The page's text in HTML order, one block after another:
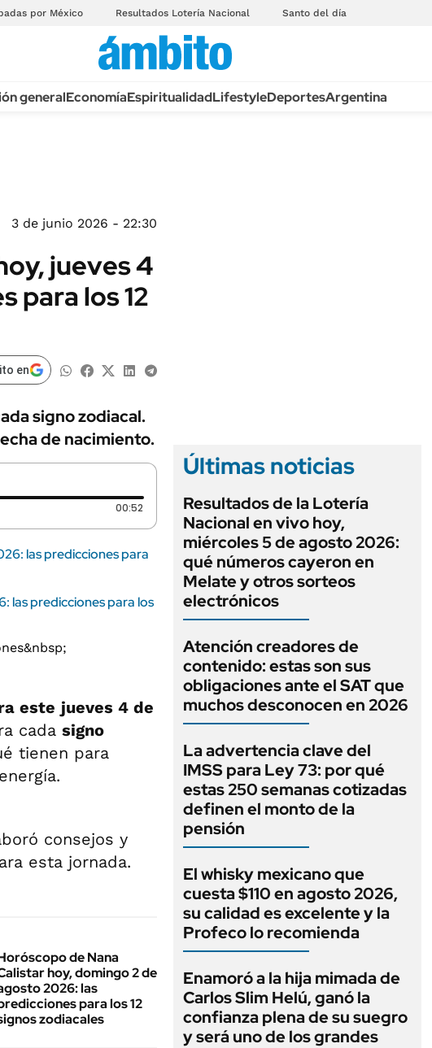
por México Resultados Lotería Nacional Santo del día
generalEconomíaEspiritualidadLifestyleDeportesArgentina
3 de junio 2026 - 22:30
jueves 4
para los 12
en
signo zodiacal.
de nacimiento.
00:52 Duración: 52 segundos
las predicciones para
las predicciones para los
este jueves 4 de
cada signo
tienen para
consejos y
esta jornada.
de Nana
hoy, domingo 2 de
2026: las
para los 12
zodiacales
Últimas noticias
Resultados de la Lotería
Nacional en vivo hoy,
miércoles 5 de agosto 2026:
qué números cayeron en
Melate y otros sorteos
electrónicos
Atención creadores de
contenido: estas son sus
obligaciones ante el SAT que
muchos desconocen en 2026
La advertencia clave del
IMSS para Ley 73: por qué
estas 250 semanas cotizadas
definen el monto de la
pensión
El whisky mexicano que
cuesta $110 en agosto 2026,
su calidad es excelente y la
Profeco lo recomienda
Enamoró a la hija mimada de
Carlos Slim Helú, ganó la
confianza plena de su suegro
y será uno de los grandes